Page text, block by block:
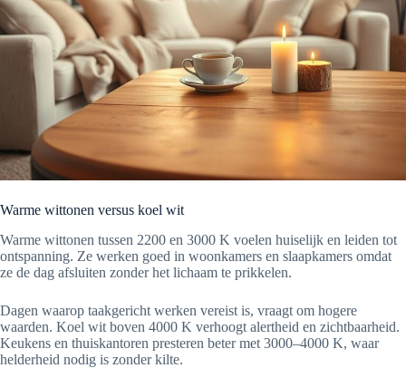
Warme wittonen versus koel wit
Warme wittonen tussen 2200 en 3000 K voelen huiselijk en leiden tot
ontspanning. Ze werken goed in woonkamers en slaapkamers omdat
ze de dag afsluiten zonder het lichaam te prikkelen.
Dagen waarop taakgericht werken vereist is, vraagt om hogere
waarden. Koel wit boven 4000 K verhoogt alertheid en zichtbaarheid.
Keukens en thuiskantoren presteren beter met 3000–4000 K, waar
helderheid nodig is zonder kilte.